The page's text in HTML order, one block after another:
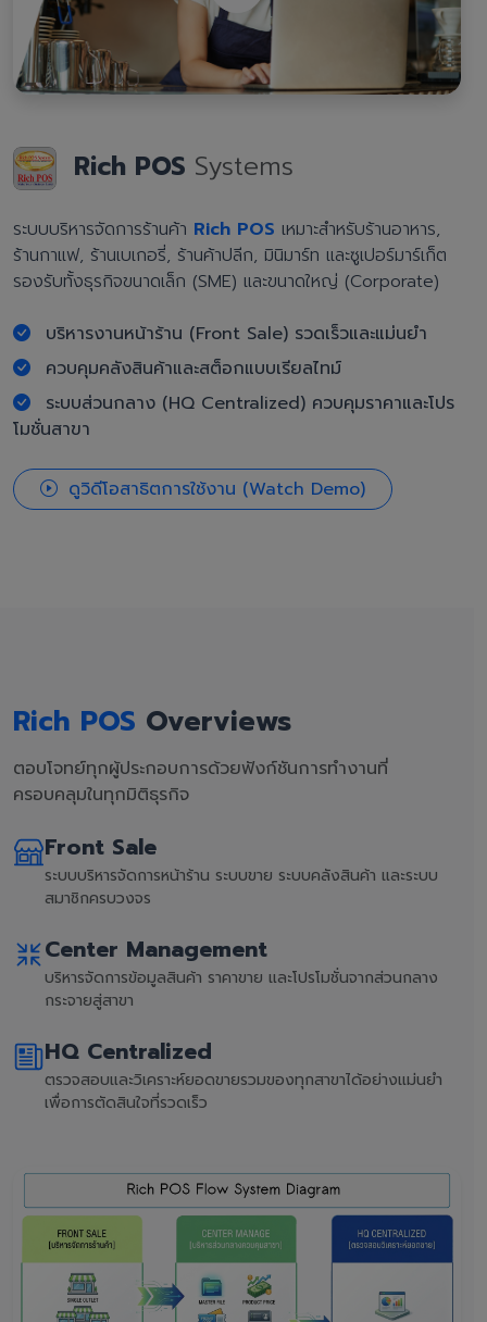
Rich POS Systems
ระบบบริหารจัดการร้านค้า Rich POS เหมาะสำหรับร้านอาหาร,
ร้านกาแฟ, ร้านเบเกอรี่, ร้านค้าปลีก, มินิมาร์ท และซูเปอร์มาร์เก็ต
รองรับทั้งธุรกิจขนาดเล็ก (SME) และขนาดใหญ่ (Corporate)
บริหารงานหน้าร้าน (Front Sale) รวดเร็วและแม่นยำ
ควบคุมคลังสินค้าและสต็อกแบบเรียลไทม์
ระบบส่วนกลาง (HQ Centralized) ควบคุมราคาและโปร
โมชั่นสาขา
ดูวิดีโอสาธิตการใช้งาน (Watch Demo)
Rich POS Overviews
ตอบโจทย์ทุกผู้ประกอบการด้วยฟังก์ชันการทำงานที่
ครอบคลุมในทุกมิติธุรกิจ
Front Sale
ระบบบริหารจัดการหน้าร้าน ระบบขาย ระบบคลังสินค้า และระบบ
สมาชิกครบวงจร
Center Management
บริหารจัดการข้อมูลสินค้า ราคาขาย และโปรโมชั่นจากส่วนกลาง
กระจายสู่สาขา
HQ Centralized
ตรวจสอบและวิเคราะห์ยอดขายรวมของทุกสาขาได้อย่างแม่นยำ
เพื่อการตัดสินใจที่รวดเร็ว